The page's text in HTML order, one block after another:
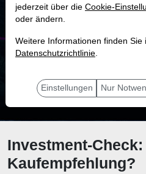
mit dieser Aktie
Investment-Check:
Kaufempfehlung?
jederzeit über die Cookie-
oder ändern.
Weitere Informationen finden Sie
Datenschutzrichtlinie.
Einstellungen Nur